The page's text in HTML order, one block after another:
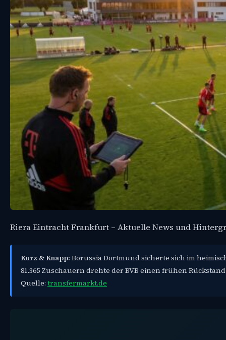
Riera Eintracht Frankfurt – Aktuelle News und
Kurz & Knapp: Borussia Dortmund sicherte sich im
81.365 Zuschauern drehte der BVB einen frühen
Quelle: transfermarkt.de